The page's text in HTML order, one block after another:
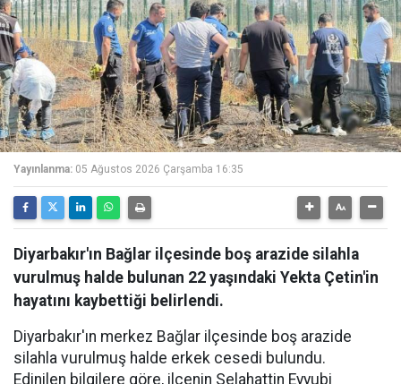
Yayınlanma: 05 Ağustos 2026 Çarşamba 16:35
Diyarbakır'ın Bağlar ilçesinde boş arazide silahla
vurulmuş halde bulunan 22 yaşındaki Yekta Çetin'in
hayatını kaybettiği belirlendi.
Diyarbakır'ın merkez Bağlar ilçesinde boş arazide
silahla vurulmuş halde erkek cesedi bulundu.
Edinilen bilgilere göre, ilçenin Selahattin Eyyubi